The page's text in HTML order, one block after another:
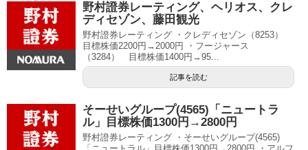
野村證券レーティング、ヘリオス、クレ
ディセゾン、藤田観光
野村證券レーティング ・クレディセゾン（8253）
目標株価2200円→2000円 ・フージャース
（3284） 目標株価1400円→95...
記事を読む
そーせいグループ(4565)「ニュートラ
ル」目標株価1300円→2800円
野村證券レーティング ・そーせいグループ(4565)